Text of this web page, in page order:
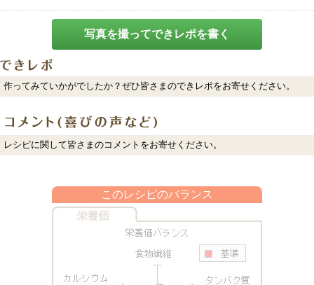
写真を撮ってできレポを書く
作ってみていかがでしたか？ぜひ皆さまのできレポをお寄せください。
レシピに関して皆さまのコメントをお寄せください。
このレシピのバランス